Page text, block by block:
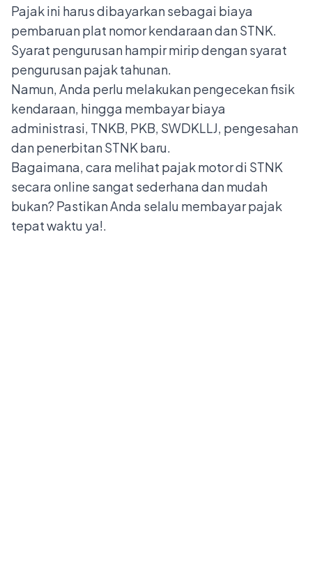
Pajak ini harus dibayarkan sebagai biaya
pembaruan plat nomor kendaraan dan STNK.
Syarat pengurusan hampir mirip dengan syarat
pengurusan pajak tahunan.
Namun, Anda perlu melakukan pengecekan fisik
kendaraan, hingga membayar biaya
administrasi, TNKB, PKB, SWDKLLJ, pengesahan
dan penerbitan STNK baru.
Bagaimana, cara melihat pajak motor di STNK
secara online sangat sederhana dan mudah
bukan? Pastikan Anda selalu membayar pajak
tepat waktu ya!.